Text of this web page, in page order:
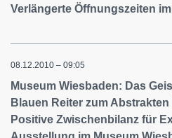
Verlängerte Öffnungszeiten
08.12.2010 – 09:05
Museum Wiesbaden: Das
Blauen Reiter zum
Positive Zwischenbilanz für